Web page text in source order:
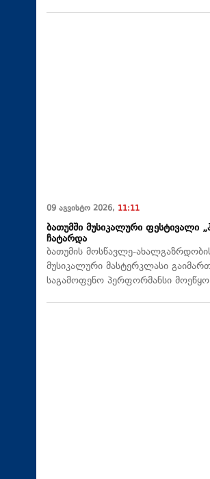
09 აგვისტო 2026, 11:11
ბათუმში მუსიკალური ფესტივალი
ჩატარდა
ბათუმის მოსწავლე-
მუსიკალური მასტერკლასი
საგამოფენო პერფორმანსი